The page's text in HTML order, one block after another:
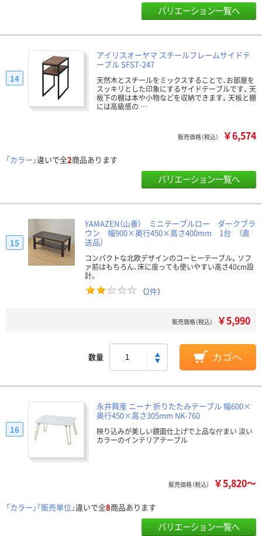
バリエーション一覧へ
アイリスオーヤマ スチールフレームサイドテ
ーブル SFST-247
天然木とスチールをミックスすることで、お部屋を
スッキリとした印象にするサイドテーブルです。天
板下の棚は本や小物などを収納できます。天板と棚
には高級感の …
14
販売価格（税込） ￥6,574
「カラー」違いで全2商品あります
バリエーション一覧へ
YAMAZEN（山善） ミニテーブルロー ダークブラ
ウン 幅900×奥行450×高さ400mm 1台 （直
送品）
コンパクトな北欧デザインのコーヒーテーブル。ソフ
ァ前はもちろん、床に座っても使いやすい高さ40cm設
計。
（2件）
15
販売価格（税込） ￥5,990
数量 カゴへ
永井興産 ニーナ 折りたたみテーブル 幅600×
奥行450×高さ305mm NK-760
映り込みが美しい鏡面仕上げで上品な佇まい 淡い
カラーのインテリアテーブル
16
販売価格（税込） ￥5,820～
「カラー」「販売単位」違いで全8商品あります
バリエーション一覧へ